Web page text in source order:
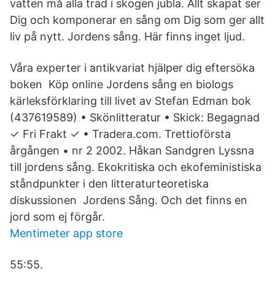
vatten må alla träd i skogen jubla. Allt skapat ser
Dig och komponerar en sång om Dig som ger allt
liv på nytt. Jordens sång. Här finns inget ljud.
Våra experter i antikvariat hjälper dig eftersöka
boken Köp online Jordens sång en biologs
kärleksförklaring till livet av Stefan Edman bok
(437619589) • Skönlitteratur • Skick: Begagnad
✓ Fri Frakt ✓ • Tradera.com. Trettioförsta
årgången • nr 2 2002. Håkan Sandgren Lyssna
till jordens sång. Ekokritiska och ekofeministiska
ståndpunkter i den litteraturteoretiska
diskussionen Jordens Sång. Och det finns en
jord som ej förgår.
Mentimeter app store
55:55.